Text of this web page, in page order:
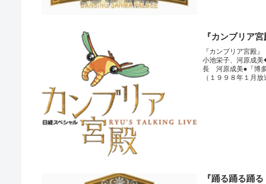
『カンブリア
『カンブリア宮殿
小池栄子、河原成
長 河原成美●『博
（１９９８年１月
『踊る踊る踊